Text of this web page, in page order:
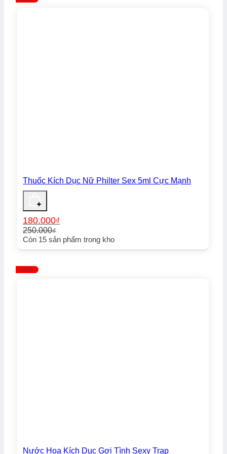
380.000₫.
Thuốc Kích Dục Nữ Philter Sex 5ml Cực Mạnh
250.000₫
Giá
250.000₫.
180.000₫
Giá
là:
180.000₫.
Còn 15 sản phẩm trong kho
-30%
Nước Hoa Kích Dục Gợi Tình Sexy Trap